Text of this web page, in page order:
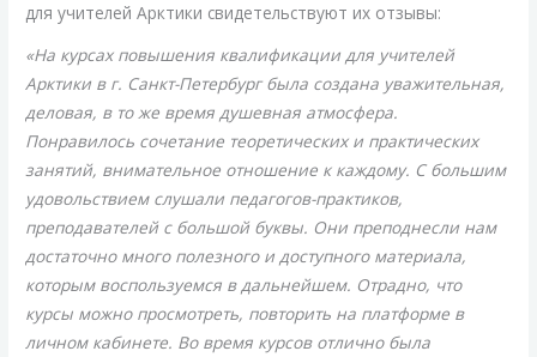
для учителей Арктики свидетельствуют их отзывы:
«На курсах повышения квалификации для учителей
Арктики в г. Санкт-Петербург была создана уважительная,
деловая, в то же время душевная атмосфера.
Понравилось сочетание теоретических и практических
занятий, внимательное отношение к каждому. С большим
удовольствием слушали педагогов-практиков,
преподавателей с большой буквы. Они преподнесли нам
достаточно много полезного и доступного материала,
которым воспользуемся в дальнейшем. Отрадно, что
курсы можно просмотреть, повторить на платформе в
личном кабинете. Во время курсов отлично была